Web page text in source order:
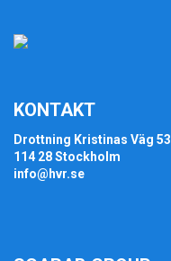
KONTAKT
Drottning Kristinas Väg 53
114 28 Stockholm
info@hvr.se